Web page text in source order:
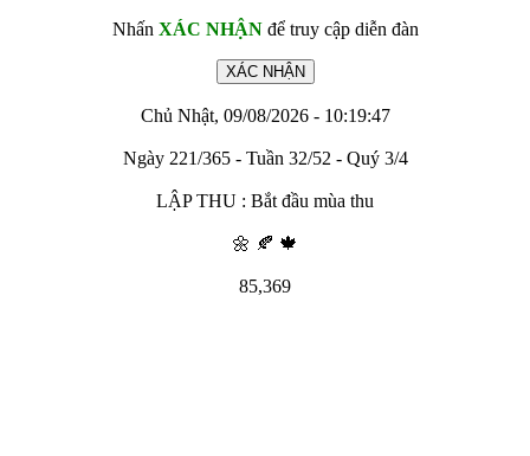
Nhấn XÁC NHẬNđể truy cập diễn đàn
Chủ Nhật, 09/08/2026 - 10:19:47
Ngày 221/365 - Tuần 32/52 - Quý 3/4
LẬP THU : Bắt đầu mùa thu
🌼 🍂 🍁
85,369